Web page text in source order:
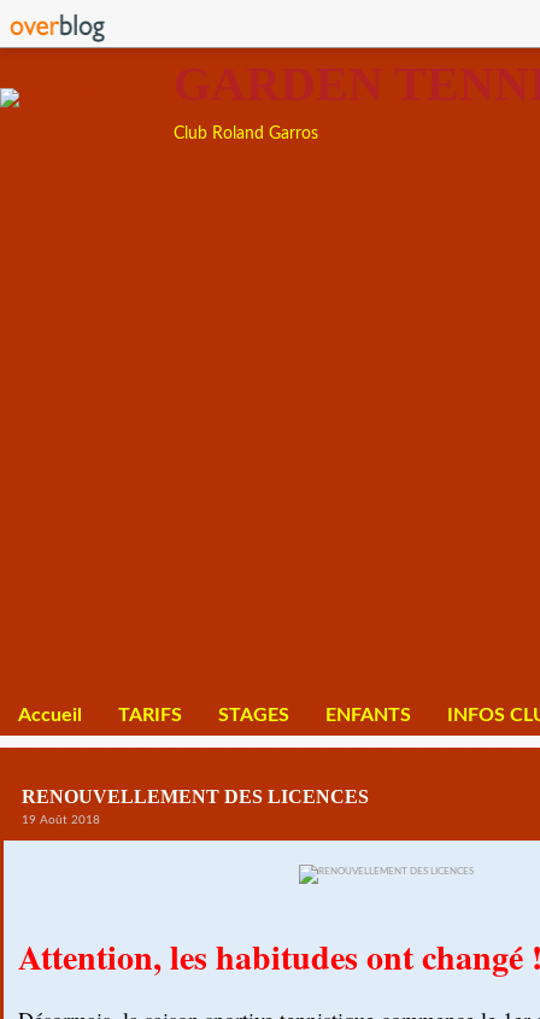
GARDEN
Club Roland Garros
Accueil TARIFS STAGES ENFANTS INFOS
RENOUVELLEMENT DES LICENCES
19 Août 2018
Attention, les habitudes ont changé